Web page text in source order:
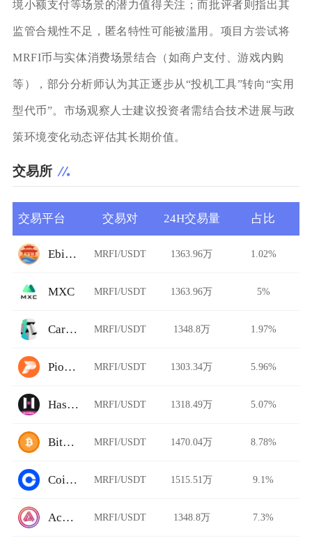
境小额支付等场景的潜力值得关注；而批评者则指出其
监管合规性不足，匿名特性可能被滥用。项目方尝试将
MRFI币与实体消费场景结合（如商户支付、游戏内购
等），部分分析师认为其正逐步从“投机工具”转向“实用
型代币”。市场观察人士建议投资者需结合技术进展与政
策环境变化动态评估其长期价值。
交易所
交易平台 交易对 24H交易量 占比
Ebisu's Bay MRFI/USDT 1363.96万 1.02%
MXC MRFI/USDT 1363.96万 5%
Carbon DeFi MRFI/USDT 1348.8万 1.97%
Pionex MRFI/USDT 1303.34万 5.96%
HashKey Global MRFI/USDT 1318.49万 5.07%
BitFlip MRFI/USDT 1470.04万 8.78%
Coinbase Pro MRFI/USDT 1515.51万 9.1%
Acala Swap MRFI/USDT 1348.8万 7.3%